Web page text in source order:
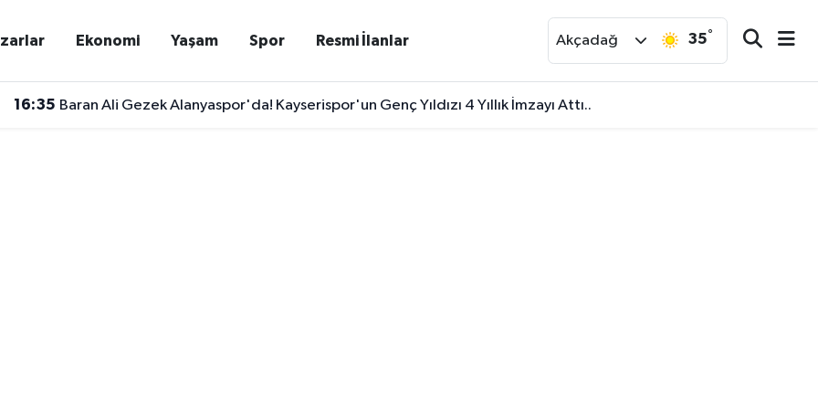
Ekonomi Yaşam Spor Resmi İlanlar Akçadağ 35°
16:35 Baran Ali Gezek Alanyaspor'da! Kayserispor'un Genç Yıldızı 4 Yıllık İmzayı Attı..